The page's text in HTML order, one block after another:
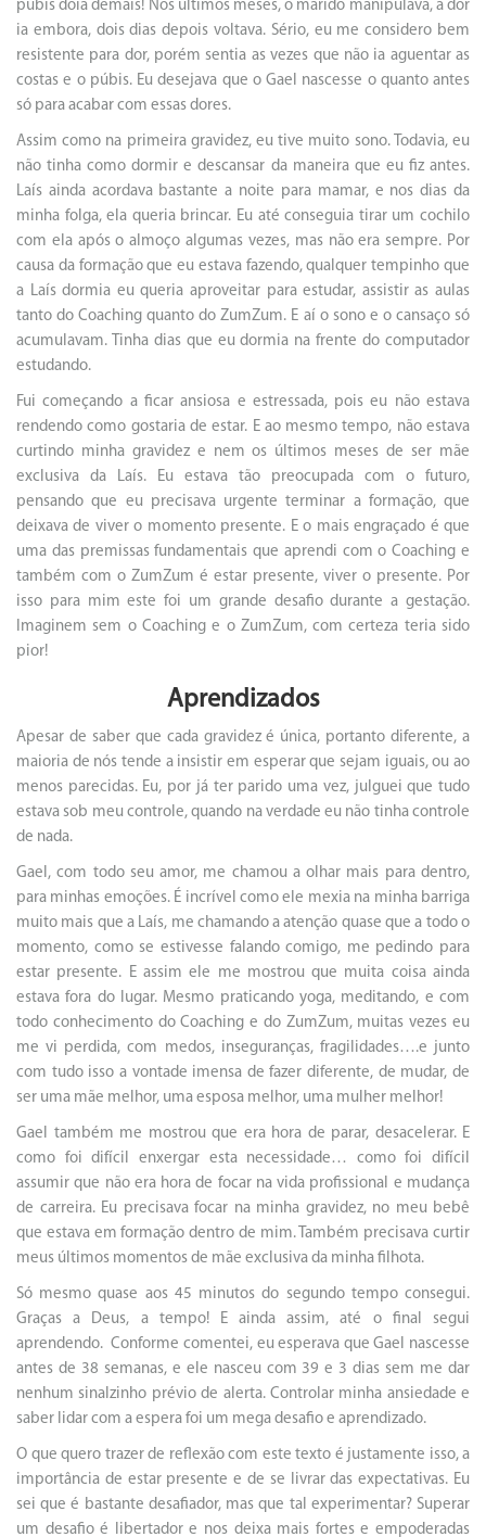
púbis doía demais! Nos últimos meses, o marido manipulava, a dor
ia embora, dois dias depois voltava. Sério, eu me considero bem
resistente para dor, porém sentia as vezes que não ia aguentar as
costas e o púbis. Eu desejava que o Gael nascesse o quanto antes
só para acabar com essas dores.
Assim como na primeira gravidez, eu tive muito sono. Todavia, eu
não tinha como dormir e descansar da maneira que eu fiz antes.
Laís ainda acordava bastante a noite para mamar, e nos dias da
minha folga, ela queria brincar. Eu até conseguia tirar um cochilo
com ela após o almoço algumas vezes, mas não era sempre. Por
causa da formação que eu estava fazendo, qualquer tempinho que
a Laís dormia eu queria aproveitar para estudar, assistir as aulas
tanto do Coaching quanto do ZumZum. E aí o sono e o cansaço só
acumulavam. Tinha dias que eu dormia na frente do computador
estudando.
Fui começando a ficar ansiosa e estressada, pois eu não estava
rendendo como gostaria de estar. E ao mesmo tempo, não estava
curtindo minha gravidez e nem os últimos meses de ser mãe
exclusiva da Laís. Eu estava tão preocupada com o futuro,
pensando que eu precisava urgente terminar a formação, que
deixava de viver o momento presente. E o mais engraçado é que
uma das premissas fundamentais que aprendi com o Coaching e
também com o ZumZum é estar presente, viver o presente. Por
isso para mim este foi um grande desafio durante a gestação.
Imaginem sem o Coaching e o ZumZum, com certeza teria sido
pior!
Aprendizados
Apesar de saber que cada gravidez é única, portanto diferente, a
maioria de nós tende a insistir em esperar que sejam iguais, ou ao
menos parecidas. Eu, por já ter parido uma vez, julguei que tudo
estava sob meu controle, quando na verdade eu não tinha controle
de nada.
Gael, com todo seu amor, me chamou a olhar mais para dentro,
para minhas emoções. É incrível como ele mexia na minha barriga
muito mais que a Laís, me chamando a atenção quase que a todo o
momento, como se estivesse falando comigo, me pedindo para
estar presente. E assim ele me mostrou que muita coisa ainda
estava fora do lugar. Mesmo praticando yoga, meditando, e com
todo conhecimento do Coaching e do ZumZum, muitas vezes eu
me vi perdida, com medos, inseguranças, fragilidades….e junto
com tudo isso a vontade imensa de fazer diferente, de mudar, de
ser uma mãe melhor, uma esposa melhor, uma mulher melhor!
Gael também me mostrou que era hora de parar, desacelerar. E
como foi difícil enxergar esta necessidade… como foi difícil
assumir que não era hora de focar na vida profissional e mudança
de carreira. Eu precisava focar na minha gravidez, no meu bebê
que estava em formação dentro de mim. Também precisava curtir
meus últimos momentos de mãe exclusiva da minha filhota.
Só mesmo quase aos 45 minutos do segundo tempo consegui.
Graças a Deus, a tempo! E ainda assim, até o final segui
aprendendo. Conforme comentei, eu esperava que Gael nascesse
antes de 38 semanas, e ele nasceu com 39 e 3 dias sem me dar
nenhum sinalzinho prévio de alerta. Controlar minha ansiedade e
saber lidar com a espera foi um mega desafio e aprendizado.
O que quero trazer de reflexão com este texto é justamente isso, a
importância de estar presente e de se livrar das expectativas. Eu
sei que é bastante desafiador, mas que tal experimentar? Superar
um desafio é libertador e nos deixa mais fortes e empoderadas